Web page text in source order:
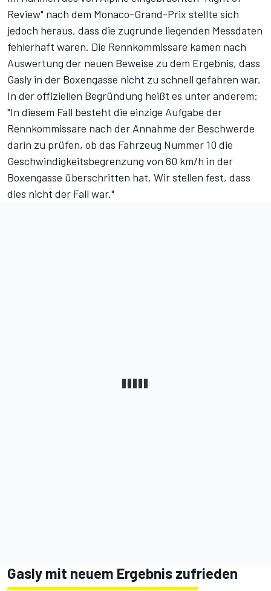
Review" nach dem Monaco-Grand-Prix stellte sich
jedoch heraus, dass die zugrunde liegenden Messdaten
fehlerhaft waren. Die Rennkommissare kamen nach
Auswertung der neuen Beweise zu dem Ergebnis, dass
Gasly in der Boxengasse nicht zu schnell gefahren war.
In der offiziellen Begründung heißt es unter anderem:
"In diesem Fall besteht die einzige Aufgabe der
Rennkommissare nach der Annahme der Beschwerde
darin zu prüfen, ob das Fahrzeug Nummer 10 die
Geschwindigkeitsbegrenzung von 60 km/h in der
Boxengasse überschritten hat. Wir stellen fest, dass
dies nicht der Fall war."
Gasly mit neuem Ergebnis zufrieden